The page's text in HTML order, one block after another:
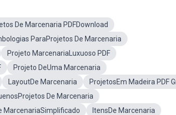
De Marcenaria PDFDownload
ParaProjetos De Marcenaria
Projeto MarcenariaLuxuoso PDF
Projeto DeUma Marcenaria
LayoutDe Marcenaria
ProjetosEm Madeira PDF
De Marcenaria
MarcenariaSimplificado
ItensDe Marcenaria